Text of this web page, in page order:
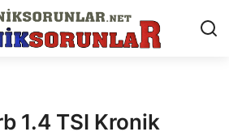
1.4 TSI Kronik